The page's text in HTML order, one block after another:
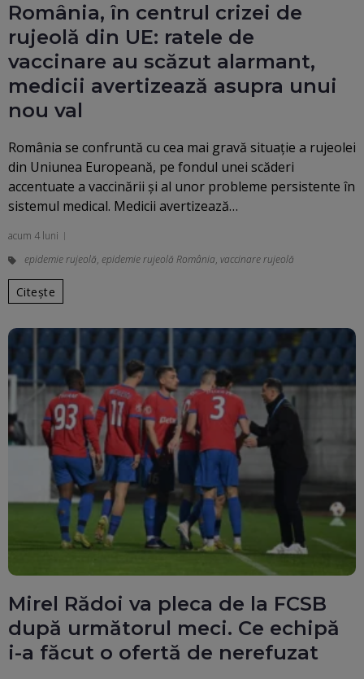
România, în centrul crizei de
rujeolă din UE: ratele de
vaccinare au scăzut alarmant,
medicii avertizează asupra unui
nou val
România se confruntă cu cea mai gravă situație a rujeolei
din Uniunea Europeană, pe fondul unei scăderi
accentuate a vaccinării și al unor probleme persistente în
sistemul medical. Medicii avertizează…
acum 4 luni
epidemie rujeolă, epidemie rujeolă România, vaccinare rujeolă
Citește
Mirel Rădoi va pleca de la FCSB
după următorul meci. Ce echipă
i-a făcut o ofertă de nerefuzat